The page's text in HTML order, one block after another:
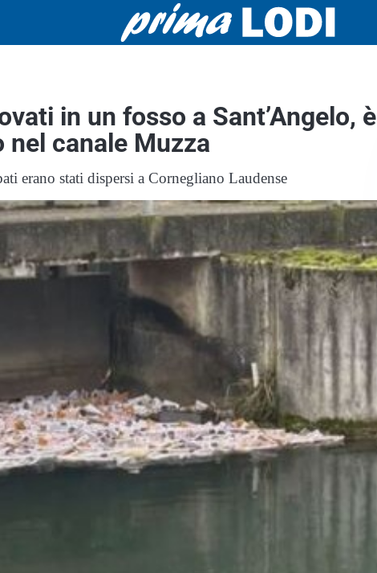
in un fosso a Sant’Angelo, è
canale Muzza
erano stati dispersi a Cornegliano Laudense